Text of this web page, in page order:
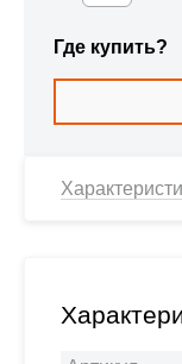
Где купить?